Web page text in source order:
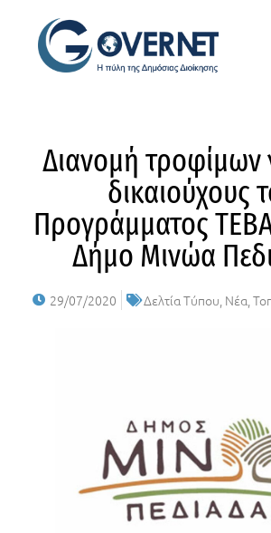
Διανομή τροφίμων
δικαιούχους
Προγράμματος
Δήμο Μινώα
29/07/2020 Δελτία Τύπου Νέα